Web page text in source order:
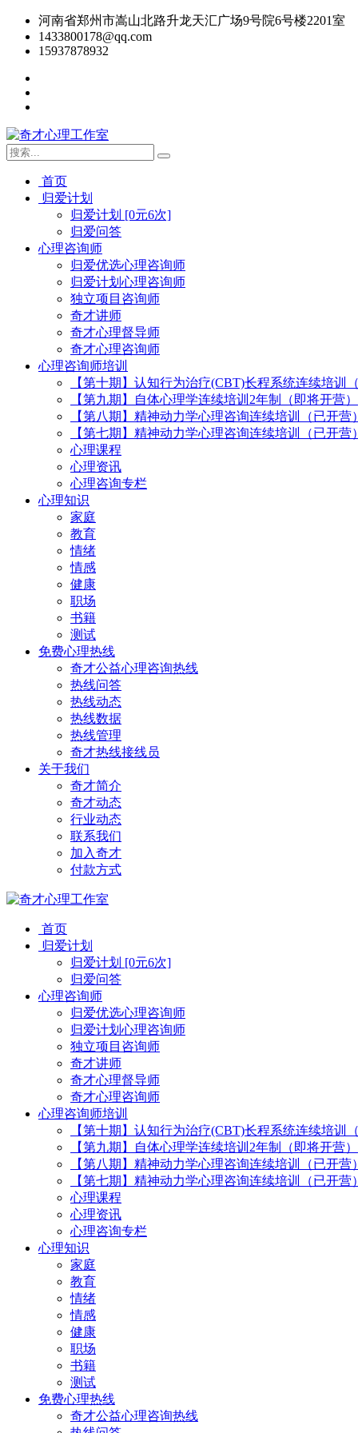
河南省郑州市嵩山北路升龙天汇广场9号院6号楼2201室
1433800178@qq.com
15937878932
首页
归爱计划
归爱计划 [0元6次]
归爱问答
心理咨询师
归爱优选心理咨询师
归爱计划心理咨询师
独立项目咨询师
奇才讲师
奇才心理督导师
奇才心理咨询师
心理咨询师培训
【第十期】认知行为治疗(CBT)长程系统连续培训
【第九期】自体心理学连续培训2年制（即将开营）
【第八期】精神动力学心理咨询连续培训（已开营）
【第七期】精神动力学心理咨询连续培训（已开营）
心理课程
心理资讯
心理咨询专栏
心理知识
家庭
教育
情绪
情感
健康
职场
书籍
测试
免费心理热线
奇才公益心理咨询热线
热线问答
热线动态
热线数据
热线管理
奇才热线接线员
关于我们
奇才简介
奇才动态
行业动态
联系我们
加入奇才
付款方式
首页
归爱计划
归爱计划 [0元6次]
归爱问答
心理咨询师
归爱优选心理咨询师
归爱计划心理咨询师
独立项目咨询师
奇才讲师
奇才心理督导师
奇才心理咨询师
心理咨询师培训
【第十期】认知行为治疗(CBT)长程系统连续培训
【第九期】自体心理学连续培训2年制（即将开营）
【第八期】精神动力学心理咨询连续培训（已开营）
【第七期】精神动力学心理咨询连续培训（已开营）
心理课程
心理资讯
心理咨询专栏
心理知识
家庭
教育
情绪
情感
健康
职场
书籍
测试
免费心理热线
奇才公益心理咨询热线